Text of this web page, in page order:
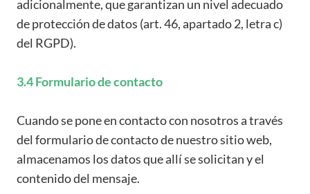
adicionalmente, que garantizan un nivel adecuado
de protección de datos (art. 46, apartado 2, letra c)
del RGPD).
3.4 Formulario de contacto
Cuando se pone en contacto con nosotros a través
del formulario de contacto de nuestro sitio web,
almacenamos los datos que allí se solicitan y el
contenido del mensaje.